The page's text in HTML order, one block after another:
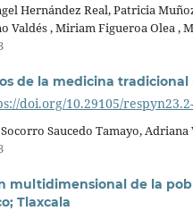
Hernández Real, Patricia
Valdés , Miriam Figueroa Olea ,
de la medicina
doi.org/10.29105/
Saucedo Tamayo,
multidimensional de la
Tlaxcala